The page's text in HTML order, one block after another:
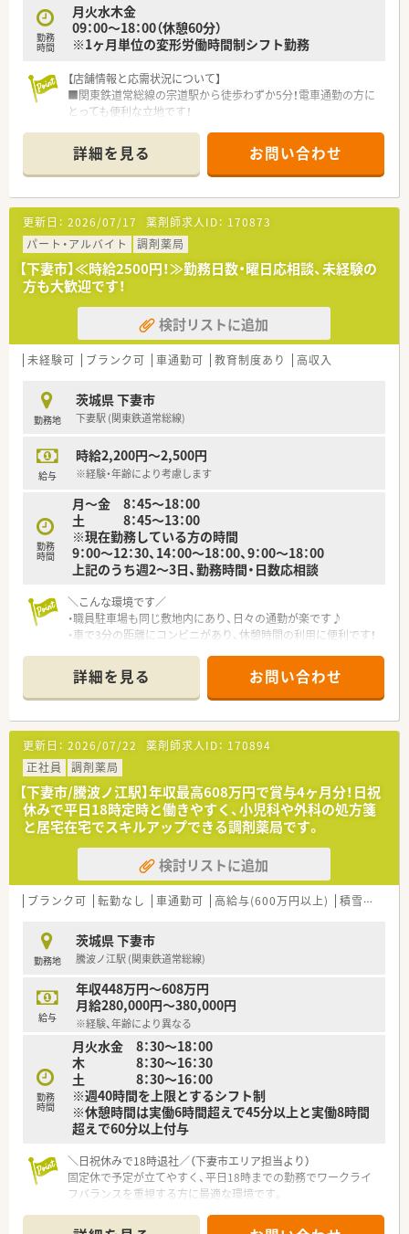
勤務
時間
月火水木金
09：00～18：00（休憩60分）
※1ヶ月単位の変形労働時間制シフト勤務
【店舗情報と応需状況について】
■関東鉄道常総線の宗道駅から徒歩わずか5分！電車通勤の方に
とっても便利な立地です！
幅広い科目の処方箋を応需しています。
■薬剤師が患者様との対話に集中できるよう、多くの店舗に医療
事務が配置され業務を分担しています。
【募集背景と求める人物像について】
■全国的に新規出店を加速させている成長企業のため、組織の未
来を担う人材を定期的に募集しています。
■充実した研修制度をご用意しておりますので、未経験からでも
着実に成長したいという意欲のある方。
■将来的に薬局長やエリアマネージャーを目指したいなど、キャ
リアアップに前向きな方、大歓迎です！
【求人情報について】
■ご自身のライフスタイルに合わせて、年収500万円（8時間勤
■年間休日は108日以上あり、基本的に日曜・祝日がお休みで、年
に1度の長期連休も取得可能です。
■自己負担額を抑えた社宅制度や社員割引購入制度など、従業員
【勤務実態について】
わりのプライベートな時間を確保できます。
■有給休暇の平均取得日数は10.4日と高く、リフレッシュ休暇を
利用して連続7日間の休暇も可能です。
■全社的な応援体制が整っているため、人員が少ない店舗へ配属
された場合でも安心して働くことができます。
詳細を見る お問い合わせ
更新日： 2026/07/17 薬剤師求人ID： 170873
パート・アルバイト
調剤薬局
【下妻市】≪時給2500円！≫勤務日数・曜日応相談、未経験の
方も大歓迎です！
検討リストに追加
未経験可 ブランク可 車通勤可 教育制度あり 高収入
勤務地
茨城県 下妻市
下妻駅 (関東鉄道常総線)
給与
時給2,200円～2,500円
※経験・年齢により考慮します
勤務
時間
月～金 8：45～18：00
土 8：45～13：00
※現在勤務している方の時間
9：00～12：30、14：00～18：00、9：00～18：00
上記のうち週2〜3日、勤務時間・日数応相談
＼こんな環境です／
・職員駐車場も同じ敷地内にあり、日々の通勤が楽です♪
・車で3分の距離にコンビニがあり、休憩時間の利用に便利です！
適です
・採用品目は約1300品目と非常に多く、勉強になる環境です！
・投薬は立ち投薬で投薬台は3台あり、ひとりひとりの患者様と
しっかり対話が出来ます
・和室の休憩室があり、しっかりとリラックスできます！
＼業務内容は／
・門前の病院の外来＋施設在宅(3施設) 130名程度の対応です。
・忙しい環境ではありますが、協力しあって店舗をまわしていま
す！
＼コンサルタントお勧めポイント／
・パート社員も、入社3か月経過すると中小企業退職金共済制度
に加入してもらえます！
・離職率が低く勤続20年以上の方が多い、人間関係良好な薬局で
詳細を見る お問い合わせ
更新日： 2026/07/22 薬剤師求人ID： 170894
正社員
調剤薬局
【下妻市/騰波ノ江駅】年収最高608万円で賞与4ヶ月分！日祝
休みで平日18時定時と働きやすく、小児科や外科の処方箋
と居宅在宅でスキルアップできる調剤薬局です。
検討リストに追加
ブランク可 転勤なし 車通勤可 高給与(600万円以上) 積雪なし
勤務地
茨城県 下妻市
騰波ノ江駅 (関東鉄道常総線)
給与
年収448万円～608万円
月給280,000円～380,000円
※経験、年齢により異なる
勤務
時間
月火水金 8：30～18：00
木 8：30～16：30
土 8：30～16：00
※週40時間を上限とするシフト制
※休憩時間は実働6時間超えで45分以上と実働8時間
超えで60分以上付与
＼日祝休みで18時退社／（下妻市エリア担当より）
固定休で予定が立てやすく、平日18時までの勤務でワークライ
フバランスを重視する方に最適な環境です。
【店舗情報と応需状況について】